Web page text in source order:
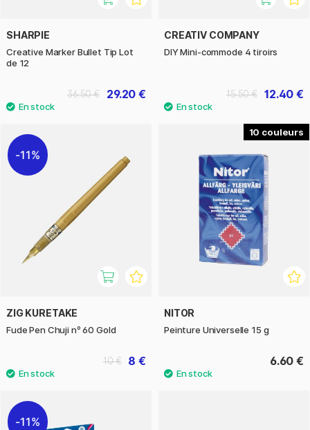
SHARPIE
Creative Marker Bullet Tip Lot
de 12
29.20 €
36.50 €
CREATIV COMPANY
DIY Mini-commode 4 tiroirs
12.40 €
15.50 €
11%
ZIG KURETAKE
Fude Pen Chuji nº 60 Gold
8 €
10 €
10
NITOR
Peinture Universelle 15 g
6.60 €
11%